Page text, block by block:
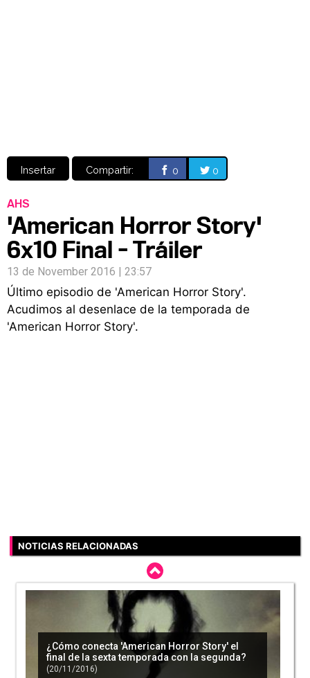
Insertar Compartir: 0 0
AHS
'American Horror Story'
6x10 Final - Tráiler
13 de November 2016 | 23:57
Último episodio de 'American Horror Story'.
Acudimos al desenlace de la temporada de
'American Horror Story'.
NOTICIAS RELACIONADAS
¿Cómo conecta 'American Horror Story' el
final de la sexta temporada con la segunda?
(20/11/2016)